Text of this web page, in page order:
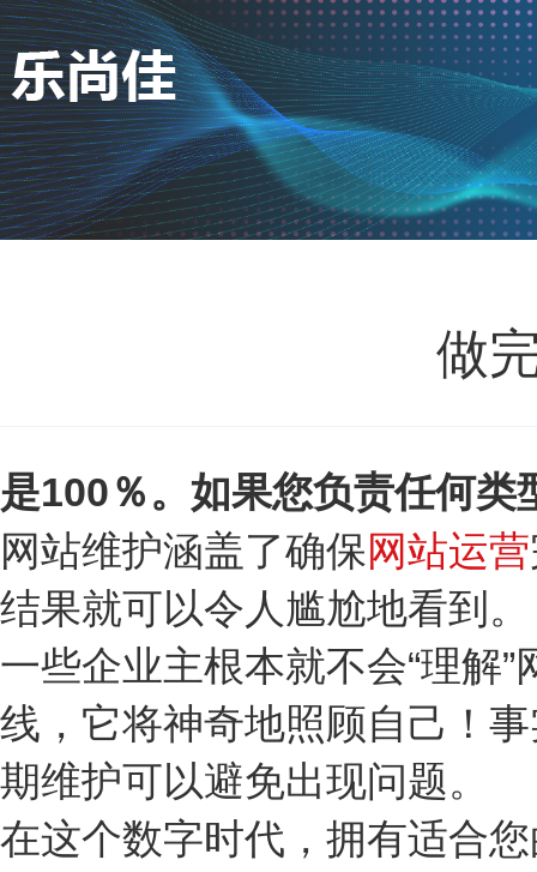
做
是100％。如果您负责任何
网站维护涵盖了确保网站运营
结果就可以令人尴尬地看到。
一些企业主根本就不会“理解
线，它将神奇地照顾自己！
期维护可以避免出现问题。
在这个数字时代，拥有适合